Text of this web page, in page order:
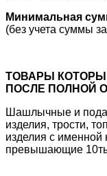
Минимальная
(без учета суммы
ТОВАРЫ
ПОСЛЕ ПОЛНОЙ
Шашлычные и
изделия, трости,
изделия с именной
превышающие